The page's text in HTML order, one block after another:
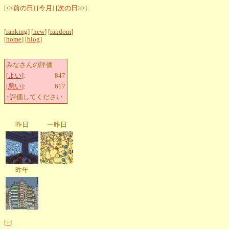
[<<前の日 ] [今月 ] [次の日>>]
[ranking] [new] [random]
[home] [blog]
みなさんの評価
[よい]:
847
[悪い]:
617
↑評価してください
昨日 一昨日
昨年
[+]